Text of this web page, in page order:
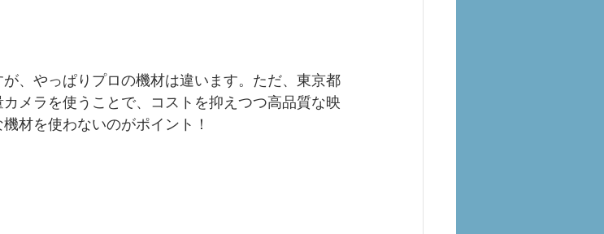
、やっぱりプロの機材は違います。ただ、東京都
メラを使うことで、コストを抑えつつ高品質な映
材を使わないのがポイント！